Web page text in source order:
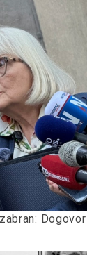
Dogovor